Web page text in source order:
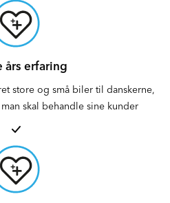
års erfaring
store og små biler til danskerne,
skal behandle sine kunder